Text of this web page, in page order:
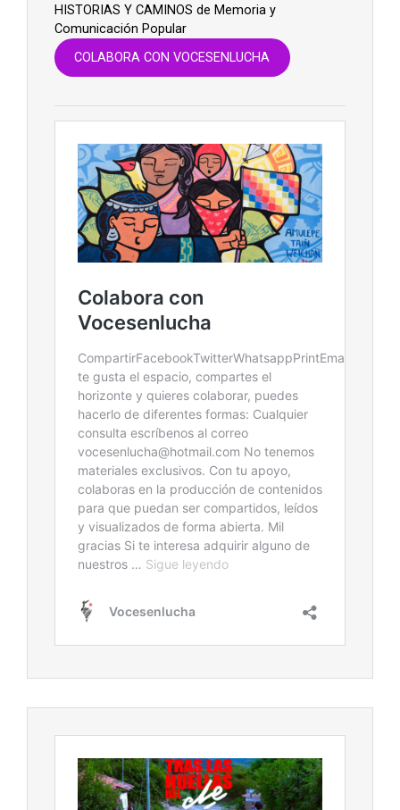
HISTORIAS Y CAMINOS de Memoria y
Comunicación Popular
COLABORA CON VOCESENLUCHA